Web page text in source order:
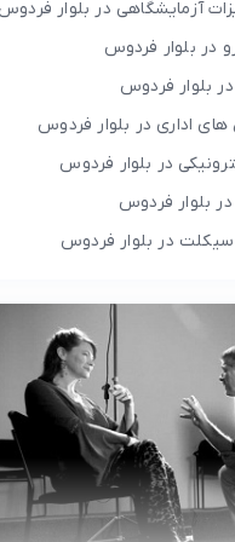
آزمایشگاهی در بلوار
در بلوار فردوس
اداری در بلوار فردوس
در بلوار فردوس
بلوار فردوس
در بلوار فردوس